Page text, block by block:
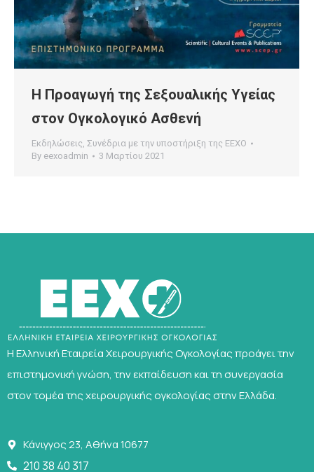
Η Προαγωγή της Σεξουαλικής Υγείας
στον Ογκολογικό Ασθενή
Εκδηλώσεις, Συνέδρια με την υποστήριξη της ΕΕΧΟ
By eexoadmin 3 Μαρτίου 2021
Η Ελληνική Εταιρεία Χειρουργικής Ογκολογίας προάγει την
επιστημονική γνώση, την εκπαίδευση και τη συνεργασία
στον τομέα της χειρουργικής ογκολογίας στην Ελλάδα.
Κάνιγγος 23, Αθήνα 10677
210 38 40 317